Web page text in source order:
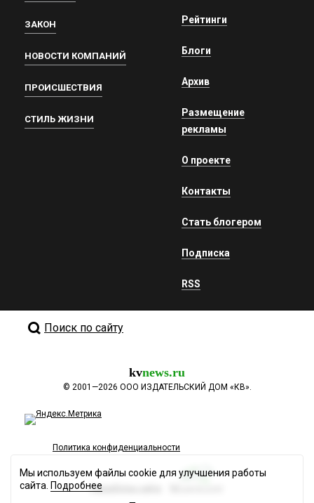
ЗАКОН
НОВОСТИ КОМПАНИЙ
ПРОИСШЕСТВИЯ
СТИЛЬ ЖИЗНИ
Рейтинги
Блоги
Архив
Размещение
рекламы
О проекте
Контакты
Стать блогером
Подписка
RSS
Поиск по сайту
kvnews.ru
© 2001—2026 ООО ИЗДАТЕЛЬСКИЙ ДОМ «КВ».
Политика конфиденциальности
Разработка сайта
Мы используем файлы cookie для улучшения работы
сайта. Подробнее